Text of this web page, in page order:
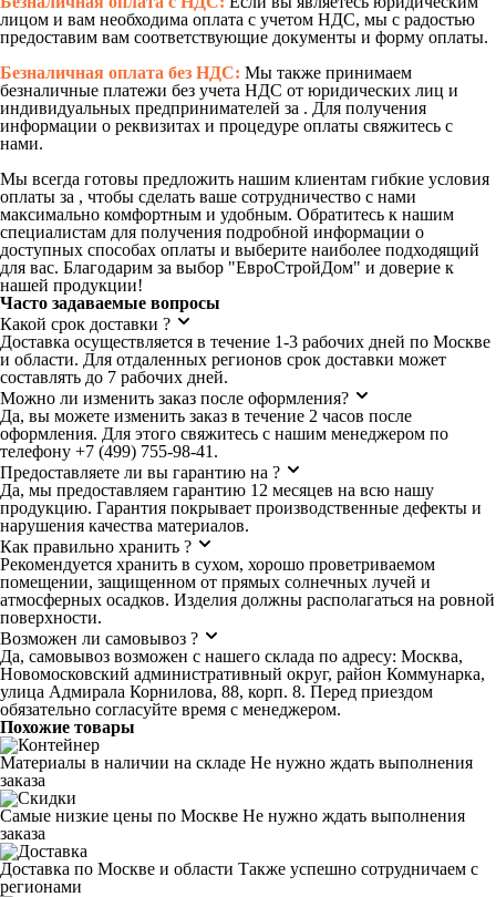
лицом и вам необходима оплата с учетом НДС, мы с радостью
предоставим вам соответствующие документы и форму оплаты.
Безналичная оплата без НДС: Мы также принимаем
безналичные платежи без учета НДС от юридических лиц и
индивидуальных предпринимателей за . Для получения
информации о реквизитах и процедуре оплаты свяжитесь с
нами.
Мы всегда готовы предложить нашим клиентам гибкие условия
оплаты за , чтобы сделать ваше сотрудничество с нами
максимально комфортным и удобным. Обратитесь к нашим
специалистам для получения подробной информации о
доступных способах оплаты и выберите наиболее подходящий
для вас. Благодарим за выбор "ЕвроСтройДом" и доверие к
нашей продукции!
Часто задаваемые вопросы
Какой срок доставки ?
Доставка осуществляется в течение 1-3 рабочих дней по Москве
и области. Для отдаленных регионов срок доставки может
составлять до 7 рабочих дней.
Можно ли изменить заказ после оформления?
Да, вы можете изменить заказ в течение 2 часов после
оформления. Для этого свяжитесь с нашим менеджером по
телефону +7 (499) 755-98-41.
Предоставляете ли вы гарантию на ?
Да, мы предоставляем гарантию 12 месяцев на всю нашу
продукцию. Гарантия покрывает производственные дефекты и
нарушения качества материалов.
Как правильно хранить ?
Рекомендуется хранить в сухом, хорошо проветриваемом
помещении, защищенном от прямых солнечных лучей и
атмосферных осадков. Изделия должны располагаться на ровной
поверхности.
Возможен ли самовывоз ?
Да, самовывоз возможен с нашего склада по адресу: Москва,
Новомосковский административный округ, район Коммунарка,
улица Адмирала Корнилова, 88, корп. 8. Перед приездом
обязательно согласуйте время с менеджером.
Похожие товары
Материалы в наличии на складе Не нужно ждать выполнения
заказа
Самые низкие цены по Москве Не нужно ждать выполнения
заказа
Доставка по Москве и области Также успешно сотрудничаем с
регионами